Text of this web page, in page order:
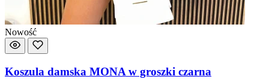
Nowość
Koszula damska MONA w groszki czarna